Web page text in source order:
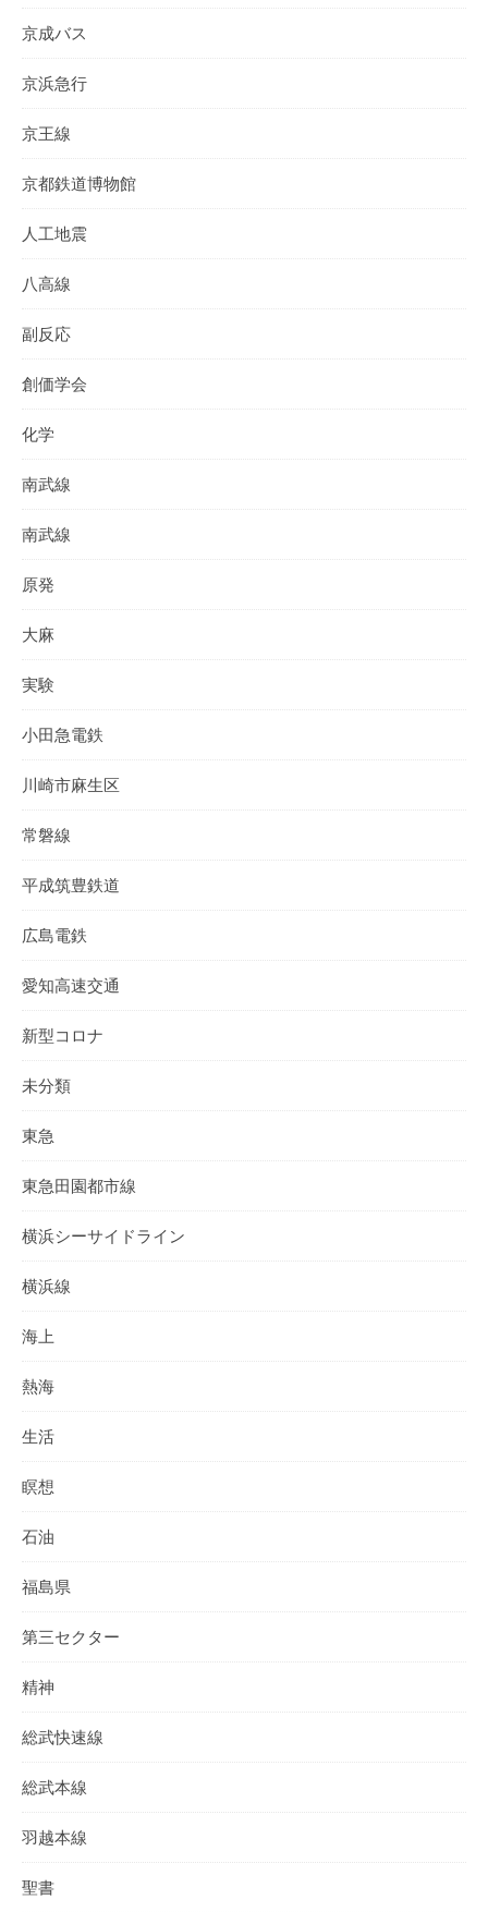
京成バス
京浜急行
京王線
京都鉄道博物館
人工地震
八高線
副反応
創価学会
化学
南武線
南武線
原発
大麻
実験
小田急電鉄
川崎市麻生区
常磐線
平成筑豊鉄道
広島電鉄
愛知高速交通
新型コロナ
未分類
東急
東急田園都市線
横浜シーサイドライン
横浜線
海上
熱海
生活
瞑想
石油
福島県
第三セクター
精神
総武快速線
総武本線
羽越本線
聖書